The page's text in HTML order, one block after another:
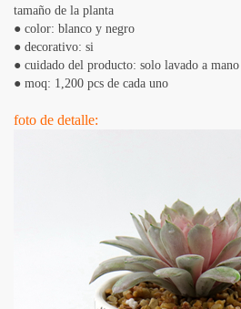
tamaño de la planta
● color: blanco y negro
● decorativo: si
● cuidado del producto: solo lavado a mano
● moq: 1,200 pcs de cada uno
foto de detalle: